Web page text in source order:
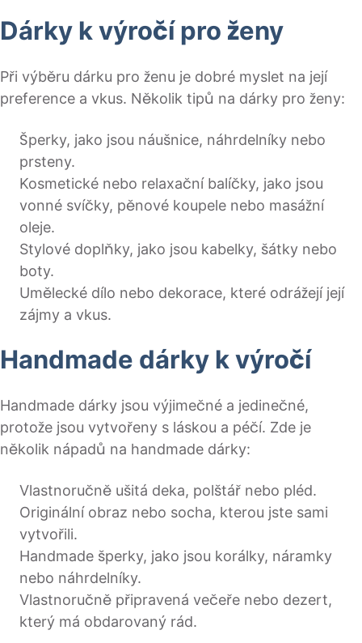
Dárky k výročí pro ženy
Při výběru dárku pro ženu je dobré myslet na její
preference a vkus. Několik tipů na dárky pro ženy:
Šperky, jako jsou náušnice, náhrdelníky nebo
prsteny.
Kosmetické nebo relaxační balíčky, jako jsou
vonné svíčky, pěnové koupele nebo masážní
oleje.
Stylové doplňky, jako jsou kabelky, šátky nebo
boty.
Umělecké dílo nebo dekorace, které odrážejí její
zájmy a vkus.
Handmade dárky k výročí
Handmade dárky jsou výjimečné a jedinečné,
protože jsou vytvořeny s láskou a péčí. Zde je
několik nápadů na handmade dárky:
Vlastnoručně ušitá deka, polštář nebo pléd.
Originální obraz nebo socha, kterou jste sami
vytvořili.
Handmade šperky, jako jsou korálky, náramky
nebo náhrdelníky.
Vlastnoručně připravená večeře nebo dezert,
který má obdarovaný rád.